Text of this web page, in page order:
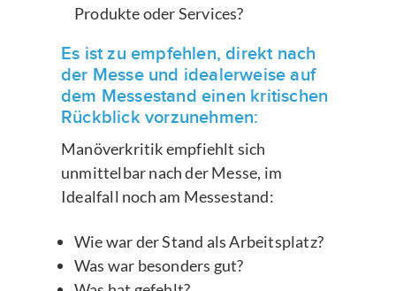
Produkte oder Services?
Es ist zu empfehlen, direkt nach
der Messe und idealerweise auf
dem Messestand einen kritischen
Rückblick vorzunehmen:
Manöverkritik empfiehlt sich
unmittelbar nach der Messe, im
Idealfall noch am Messestand:
Wie war der Stand als Arbeitsplatz?
Was war besonders gut?